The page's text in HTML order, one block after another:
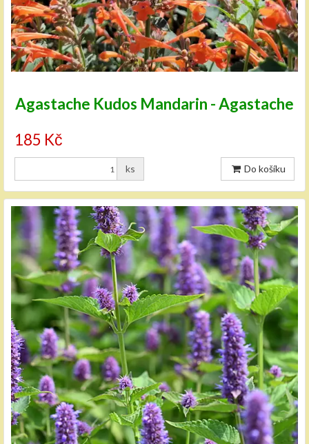
Agastache Kudos Mandarin - Agastache
185 Kč
ks Do košíku